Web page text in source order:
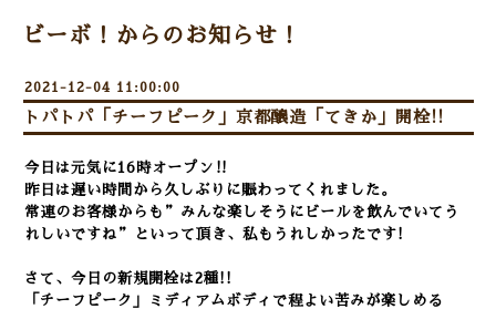
ビーボ！からのお知らせ！
2021-12-04 11:00:00
トパトパ「チーフピーク」京都醸造「てきか」開栓!!
今日は元気に16時オープン‼
昨日は遅い時間から久しぶりに賑わってくれました。
常連のお客様からも”みんな楽しそうにビールを飲んでいてう
れしいですね”といって頂き、私もうれしかったです!
さて、今日の新規開栓は2種!!
「チーフピーク」ミディアムボディで程よい苦みが楽しめる